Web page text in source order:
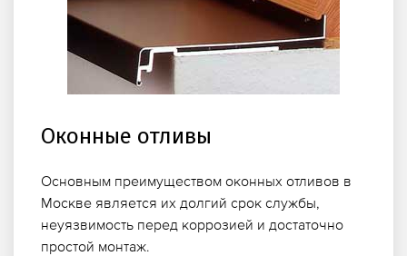
Оконные отливы
Основным преимуществом оконных отливов в
Москве является их долгий срок службы,
неуязвимость перед коррозией и достаточно
простой монтаж.